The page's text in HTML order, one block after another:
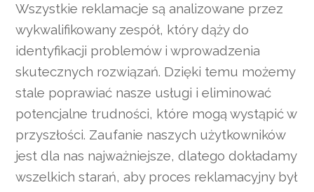
Wszystkie reklamacje są analizowane przez
wykwalifikowany zespół, który dąży do
identyfikacji problemów i wprowadzenia
skutecznych rozwiązań. Dzięki temu możemy
stale poprawiać nasze usługi i eliminować
potencjalne trudności, które mogą wystąpić w
przyszłości. Zaufanie naszych użytkowników
jest dla nas najważniejsze, dlatego dokładamy
wszelkich starań, aby proces reklamacyjny był